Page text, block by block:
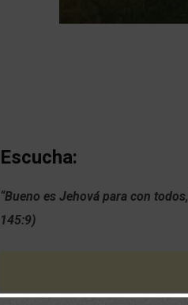
Escucha:
“Bueno es Jehová para con todos,
145:9)